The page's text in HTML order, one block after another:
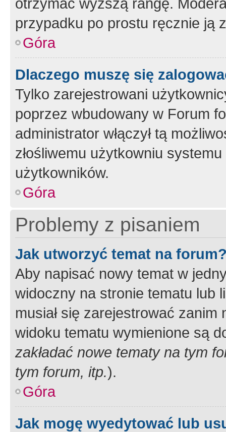
przypadku po prostu ręcznie ją
Góra
Dlaczego muszę się
Tylko zarejestrowani
poprzez wbudowany w Forum
administrator włączył tą
złośliwemu użytkowniu
użytkowników.
Góra
Problemy z pisaniem
Jak utworzyć temat na
Aby napisać nowy temat w
widoczny na stronie tematu lub
musiał się zarejestrować
widoku tematu wymienione są
zakładać nowe tematy na tym
tym forum, itp.).
Góra
Jak mogę wyedytować lub